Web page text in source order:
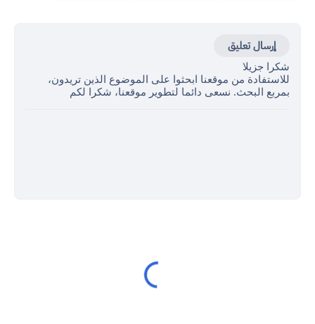
إرسال تعليق
شكرا جزيلا
للاستفادة من موقعنا ابحثوا على الموضوع الذين تريدون،
بمربع البحث. نسعى دائما لتطوير موقعنا، شكرا لكم